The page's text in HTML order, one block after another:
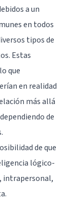
a un
en todos
tipos de
Estas
que
en realidad
más allá
de
de que
lógico-
intrapersonal,